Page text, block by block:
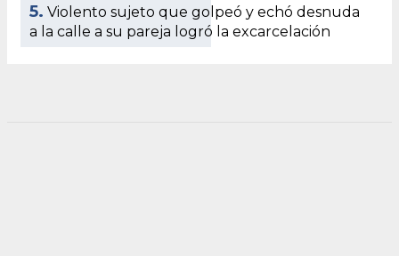
5. Violento sujeto que golpeó y echó desnuda
a la calle a su pareja logró la excarcelación